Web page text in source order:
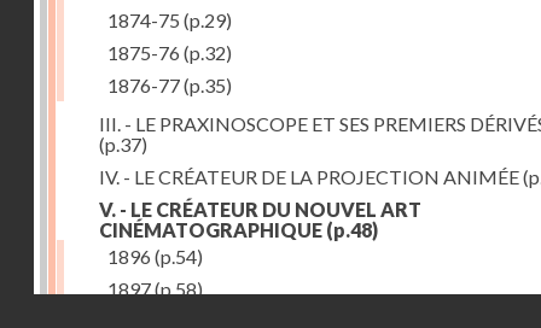
1874-75 (p.29)
1875-76 (p.32)
1876-77(p.35)
III. - LE PRAXINOSCOPE ET SES PREMIERS
(p.37)
IV. - LE CRÉATEUR DE LA PROJECTION ANIMÉE
V. - LE CRÉATEUR DU NOUVEL ART
CINÉMATOGRAPHIQUE (p.48)
1896 (p.54)
1897(p.58)